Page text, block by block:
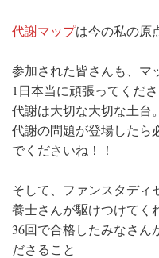
代謝マップは今の私の原
参加された皆さんも、マ
1日本当に頑張ってくだ
代謝は大切な大切な土台。
代謝の問題が登場したら
でくださいね！！
そして、ファンスタディ
養士さんが駆けつけてく
36回で合格したみなさん
ださること